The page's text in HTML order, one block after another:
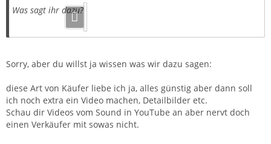
Was sagt ihr dazu?
Sorry, aber du willst ja wissen was wir dazu sagen:
diese Art von Käufer liebe ich ja, alles günstig aber dann soll
ich noch extra ein Video machen, Detailbilder etc.
Schau dir Videos vom Sound in YouTube an aber nervt doch
einen Verkäufer mit sowas nicht.